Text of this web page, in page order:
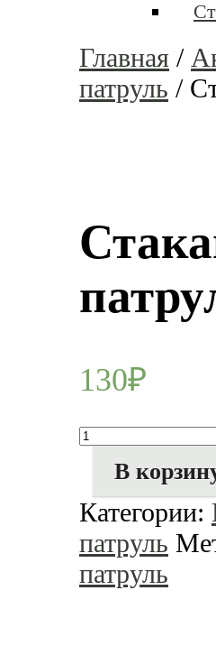
Главная /
патруль /
130₽
Количество
товара
Стаканы
мл
Щенячий
В
Категории:
патруль
патруль